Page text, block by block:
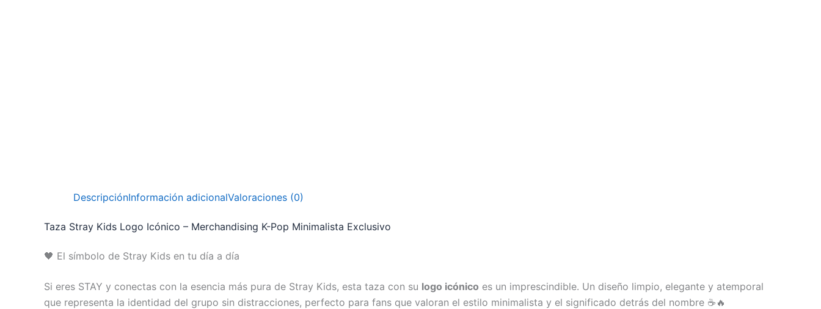
DescripciónInformación adicionalValoraciones (0)
Taza Stray Kids Logo Icónico – Merchandising K-Pop Minimalista Exclusivo
🖤 El símbolo de Stray Kids en tu día a día
Si eres STAY y conectas con la esencia más pura de Stray Kids, esta taza con su logo icónico es un imprescindible. Un diseño limpio, elegante y atemporal
que representa la identidad del grupo sin distracciones, perfecto para fans que valoran el estilo minimalista y el significado detrás del nombre ☕🔥